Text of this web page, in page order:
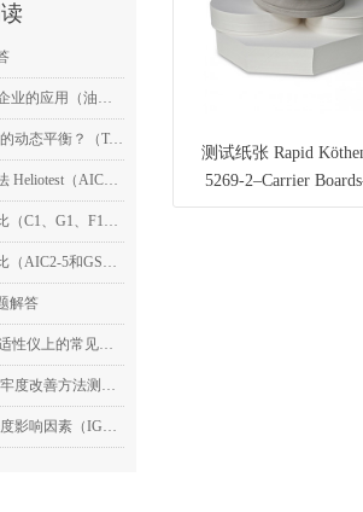
测试纸张 Rapid
5269-2–Carrier
404.007.101.240
IGT Hydroscope在油墨企业的应用（油墨乳化性能检测）
如何检测油墨和润版液的动态平衡？（TackOscope的应用）
IGT海里奥凹印测试方法 Heliotest（AIC2-5的应用）
IGT常规打样仪功能对比（C1、G1、F1、OP）
IGT印刷适性仪功能对比（AIC2-5和GST系列）
解答
IGT AIC2-5和GST系列适性仪上的常见测试简介
薄膜类标签的油墨附着牢度改善方法测试（IGT F1的应用）
浅谈水性柔印油墨光泽度影响因素（IGT F1的应用）